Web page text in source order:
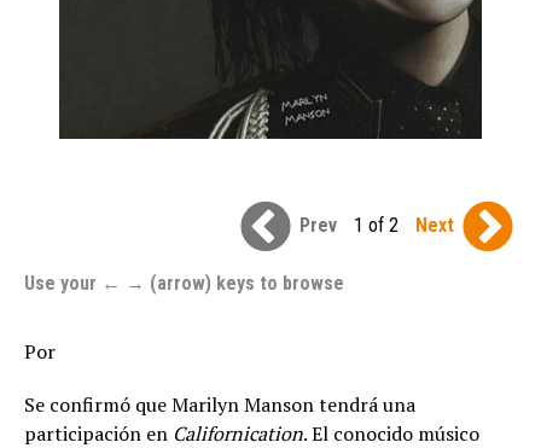
Prev 1 of 2 Next
Use your ← → (arrow) keys to browse
Por
Se confirmó que Marilyn Manson tendrá una
participación en Californication. El conocido músico